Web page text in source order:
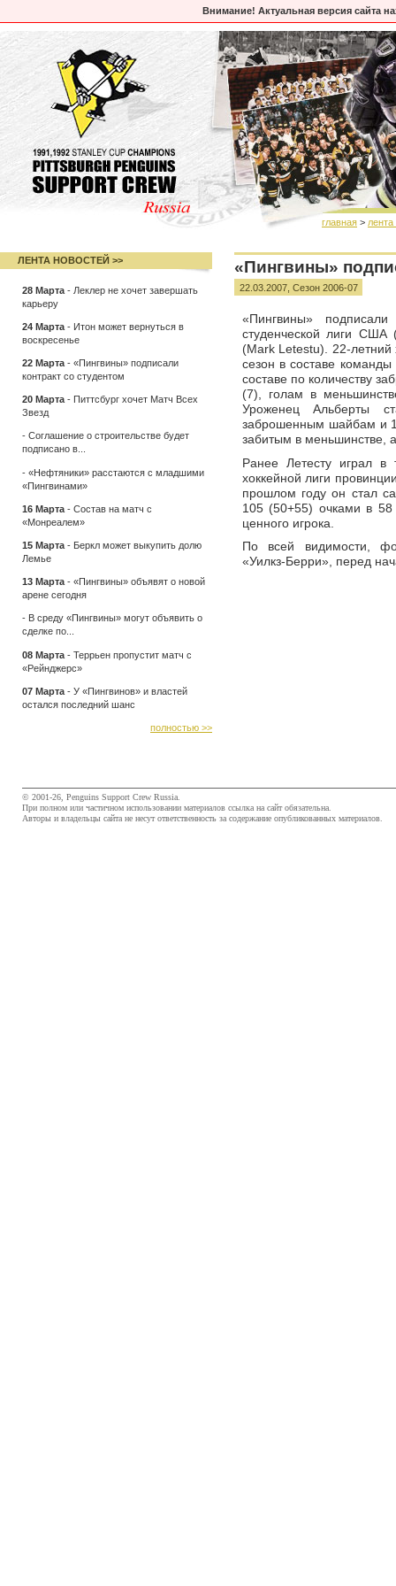
Внимание! Актуальная версия сайта
главная >
«Пингвины»
22.03.2007, Сезон 2006-07
«Пингвины»
студенческой лиги США
(Mark Letestu). 22-летний
сезон в составе
составе по количеству
(7), голам в
Уроженец Альберты
заброшенным шайбам и
забитым в меньшинстве,
Ранее Летесту играл в
хоккейной лиги
прошлом году он стал
105 (50+55) очками в 58
ценного игрока.
По всей видимости,
«Уилкз-Берри», перед
ЛЕНТА НОВОСТЕЙ >>
28 Марта - Леклер не хочет завершать
карьеру
24 Марта - Итон может вернуться в
воскресенье
22 Марта - «Пингвины» подписали
контракт со студентом
20 Марта - Питтсбург хочет Матч Всех
Звезд
- Соглашение о строительстве будет
подписано в...
- «Нефтяники» расстаются с младшими
«Пингвинами»
16 Марта - Состав на матч с
«Монреалем»
15 Марта - Беркл может выкупить долю
Лемье
13 Марта - «Пингвины» объявят о новой
арене сегодня
- В среду «Пингвины» могут объявить о
сделке по...
08 Марта - Террьен пропустит матч с
«Рейнджерс»
07 Марта - У «Пингвинов» и властей
остался последний шанс
полностью >>
© 2001-26, Penguins Support Crew Russia.
При полном или частичном использовании материалов ссылка на сайт обязательна.
Авторы и владельцы сайта не несут ответственность за содержание опубликованных материалов.